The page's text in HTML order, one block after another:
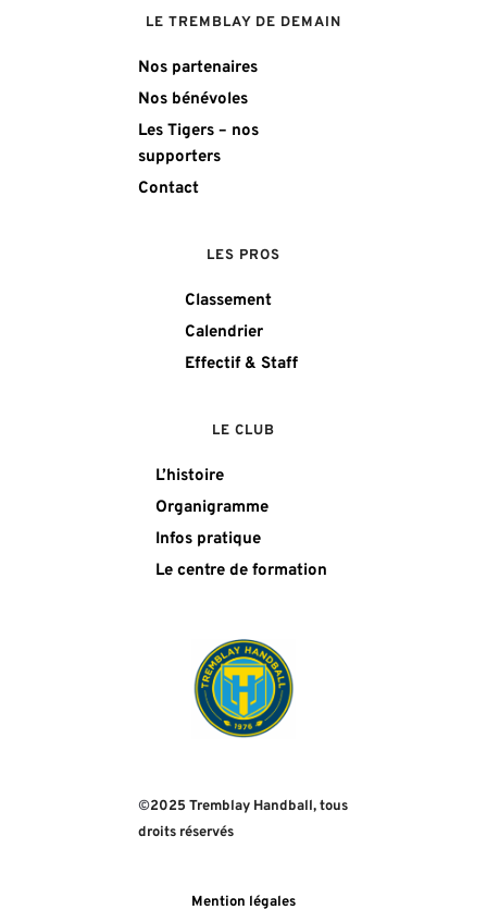
LE CLUB
L’histoire
Organigramme
Infos pratique
Le centre de formation
LES PROS
Classement
Calendrier
Effectif & Staff
LE TREMBLAY DE DEMAIN
Nos partenaires
Nos bénévoles
Les Tigers – nos
supporters
Contact
©2025 Tremblay Handball, tous
droits réservés
Mention légales